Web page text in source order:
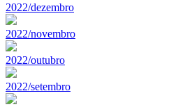
2022/dezembro
2022/novembro
2022/outubro
2022/setembro